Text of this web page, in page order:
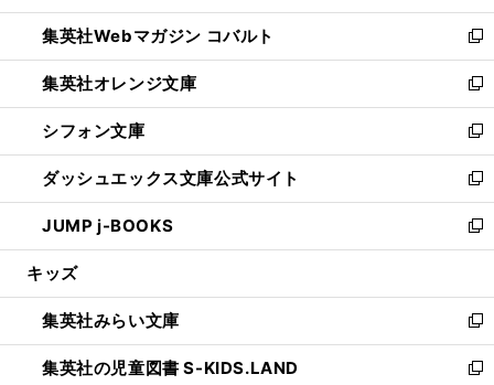
開
く
ウ
で
開
く
ン
ド
ウ
で
開
く
ウ
ィ
ン
ド
ウ
で
開
く
集英社Webマガジン コバルト
新
し
い
ウ
ィ
ン
ド
ウ
で
開
集英社オレンジ文庫
新
し
い
ウ
ィ
ン
ド
ウ
開
く
シフォン文庫
新
し
い
ウ
ィ
ン
ウ
で
開
く
ダッシュエックス文庫公式サイト
新
し
い
ウ
ン
ド
ウ
で
JUMP j-BOOKS
新
し
ウ
ィ
ン
ド
キッズ
集英社みらい文庫
新
し
い
集英社の児童図書 S-KIDS.LAND
新